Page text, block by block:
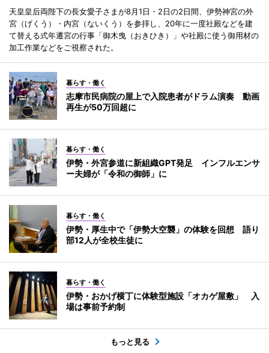
天皇皇后両陛下の長女愛子さまが8月1日・2日の2日間、伊勢神宮の外
宮（げくう）・内宮（ないくう）を参拝し、20年に一度社殿などを建
て替える式年遷宮の行事「御木曳（おきひき）」や社殿に使う御用材の
加工作業などをご視察された。
暮らす・働く
志摩市民病院の屋上で入院患者がドラム演奏 動画
再生が50万回超に
暮らす・働く
伊勢・外宮参道に新組織GPT発足 インフルエンサ
ー夫婦が「令和の御師」に
暮らす・働く
伊勢・厚生中で「伊勢大空襲」の体験を回想 語り
部12人が全校生徒に
暮らす・働く
伊勢・おかげ横丁に体験型施設「オカゲ屋敷」 入
場は事前予約制
もっと見る